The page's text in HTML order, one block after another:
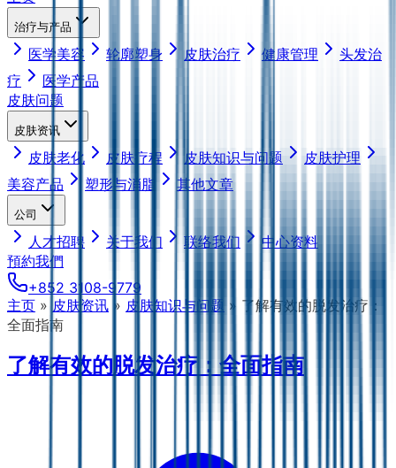
治疗与产品
医学美容 轮廓塑身 皮肤治疗 健康管理
头发治
疗
医学产品
皮肤问题
皮肤资讯
皮肤老化 皮肤疗程 皮肤知识与问题
皮肤护理
美容产品
塑形与消脂 其他文章
公司
人才招聘 关于我们 联络我们
中心资料
預約我們
+852 3108-9779
主页 » 皮肤资讯 » 皮肤知识与问题 » 了解有效的脱发治疗：
全面指南
了解有效的脱发治疗：全面指南